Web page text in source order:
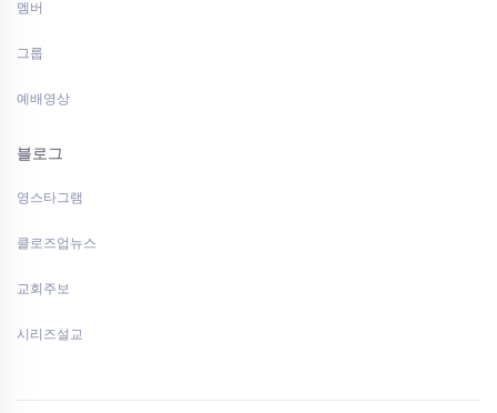
멤버
그룹
예배영상
블로그
영스타그램
클로즈업뉴스
교회주보
시리즈설교